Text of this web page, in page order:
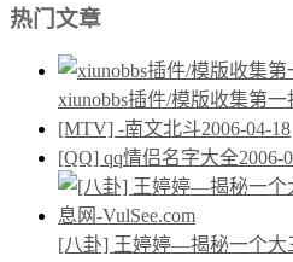
热门文章
xiunobbs插件/模版收集第一
[MTV] -南文北斗2006-04-18
[QQ] qq情侣名字大全2006-
[八卦] 王婷婷—揭秘一个大